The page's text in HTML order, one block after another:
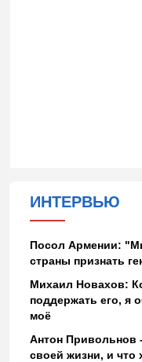
ИНТЕРВЬЮ
Посол Армении:
страны признать
Михаил Новахов:
поддержать его, я
моё
Антон Привольнов
своей жизни, и что